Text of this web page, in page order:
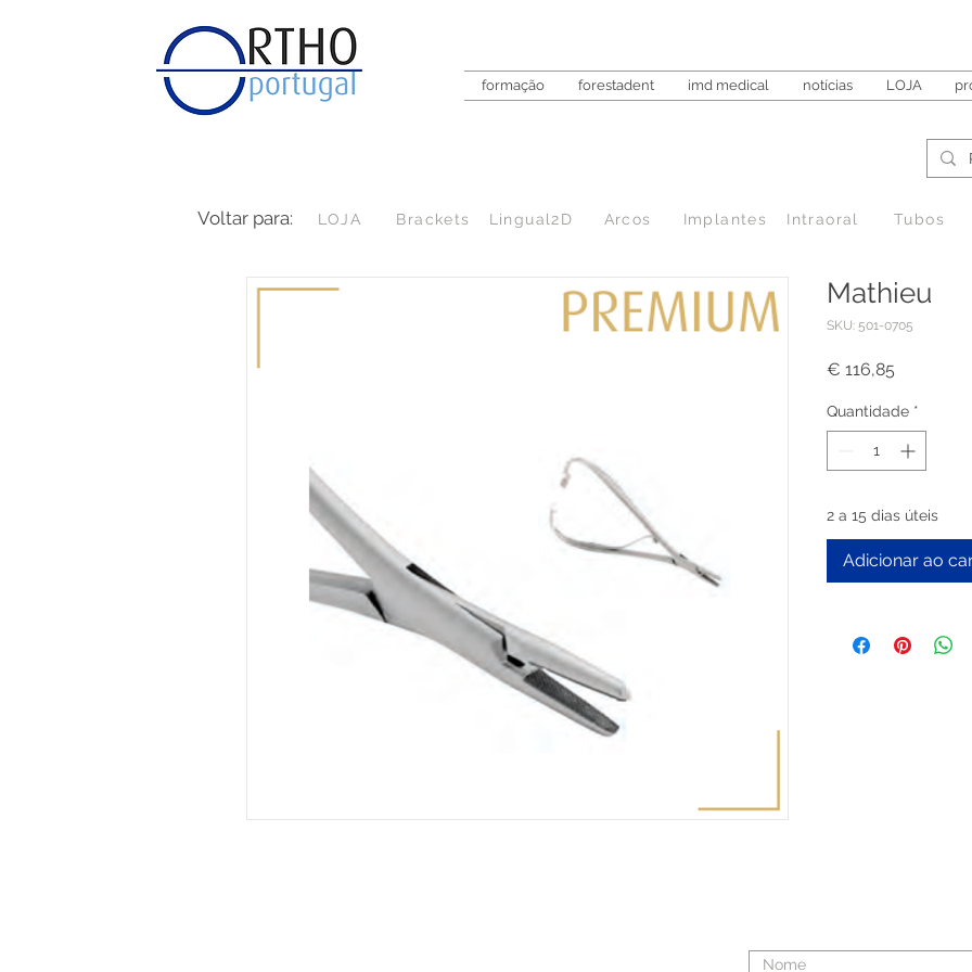
formação forestadent imd medical notícias LOJA
Voltar para: LOJA Brackets Lingual2D Arcos Implantes Intraoral Tubos
Mathieu
SKU: 501-0705
€ 116,85
Quantidade *
2 a 15 dias úteis
Adicionar ao